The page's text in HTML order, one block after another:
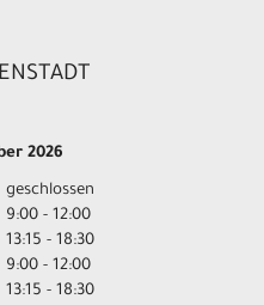
2026
geschlossen
9:00 - 12:00
13:15 - 18:30
9:00 - 12:00
13:15 - 18:30